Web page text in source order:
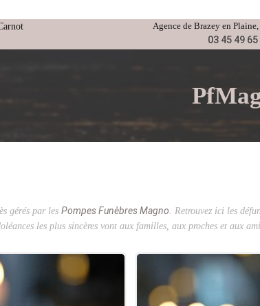
Agence de Brazey en Plaine
03 45 49 65
gérés par lesPompes Funèbres Magno. Retrouvez ici les
les plus sincères vont aux familles, aux proches et aux